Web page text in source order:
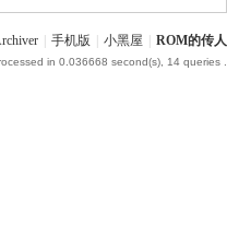
手机版 小黑屋 ROM的传人
in 0.036668 second(s), 14 queries .